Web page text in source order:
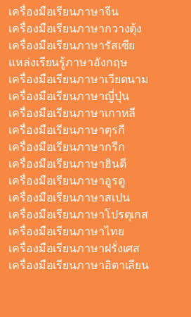
เครื่องมือเรียนภาษาจีน
เครื่องมือเรียนภาษากวางตุ้ง
เครื่องมือเรียนภาษารัสเซีย
แหล่งเรียนรู้ภาษาอังกฤษ
เครื่องมือเรียนภาษาเวียดนาม
เครื่องมือเรียนภาษาญี่ปุ่น
เครื่องมือเรียนภาษาเกาหลี
เครื่องมือเรียนภาษาตุรกี
เครื่องมือเรียนภาษากรีก
เครื่องมือเรียนภาษาฮินดี
เครื่องมือเรียนภาษาอูรดู
เครื่องมือเรียนภาษาสเปน
เครื่องมือเรียนภาษาโปรตุเกส
เครื่องมือเรียนภาษาไทย
เครื่องมือเรียนภาษาฝรั่งเศส
เครื่องมือเรียนภาษาอิตาเลียน